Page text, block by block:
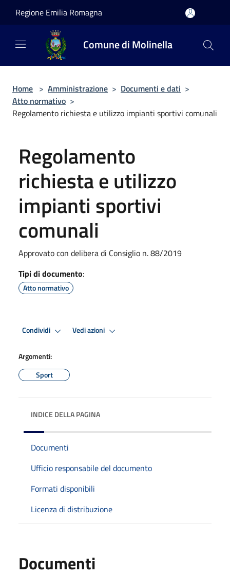
Regione Emilia Romagna
Comune di Molinella
Home > Amministrazione > Documenti e dati >
Atto normativo >
Regolamento richiesta e utilizzo impianti sportivi comunali
Regolamento
richiesta e utilizzo
impianti sportivi
comunali
Approvato con delibera di Consiglio n. 88/2019
Tipi di documento:
Atto normativo
Condividi Vedi azioni
Argomenti:
Sport
INDICE DELLA PAGINA
Documenti
Ufficio responsabile del documento
Formati disponibili
Licenza di distribuzione
Documenti